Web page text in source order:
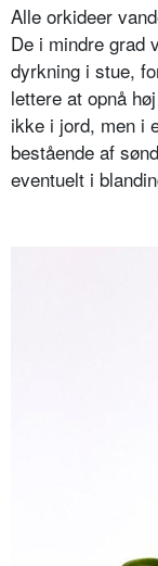
Alle orkideer
De i mindre grad
dyrkning i stue,
lettere at opnå
ikke i jord, men i
bestående af
eventuelt i